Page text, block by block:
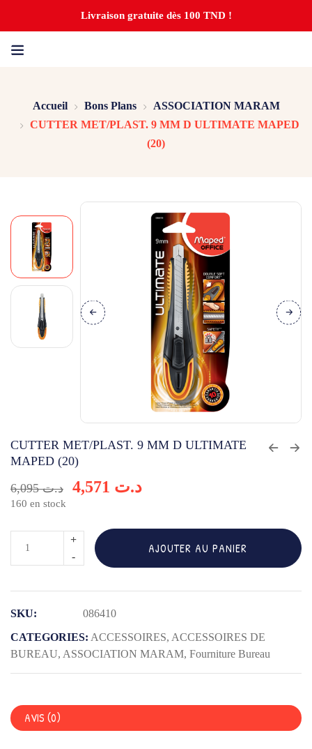
Livraison gratuite dès 100 TND !
Accueil Bons Plans
ASSOCIATION MARAM
CUTTER MET/PLAST. 9 MM D ULTIMATE MAPED
(20)
CUTTER MET/PLAST. 9 MM D ULTIMATE
MAPED (20)
د.ت6,095 د.ت
160 en stock
9
MM
D
ULTIMATE
(20)
AJOUTER AU PANIER
SKU:
086410
CATEGORIES: ACCESSOIRES, ACCESSOIRES DE
BUREAU, ASSOCIATION MARAM, Fourniture Bureau
AVIS (0)